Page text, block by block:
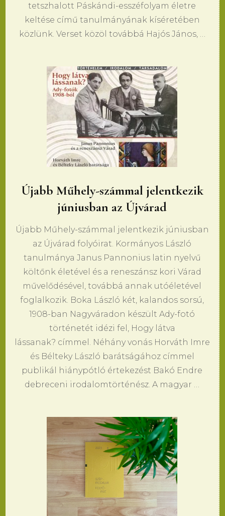
tetszhalott Páskándi-esszéfolyam életre
keltése című tanulmányának kíséretében
közlünk. Verset közöl továbbá Hajós János, …
Újabb Műhely-számmal jelentkezik
júniusban az Újvárad
Újabb Műhely-számmal jelentkezik júniusban
az Újvárad folyóirat. Kormányos László
tanulmánya Janus Pannonius latin nyelvű
költőnk életével és a reneszánsz kori Várad
művelődésével, továbbá annak utóéletével
foglalkozik. Boka László két, kalandos sorsú,
1908-ban Nagyváradon készült Ady-fotó
történetét idézi fel, Hogy látva
lássanak? címmel. Néhány vonás Horváth Imre
és Bélteky László barátságához címmel
publikál hiánypótló értekezést Bakó Endre
debreceni irodalomtörténész. A magyar …